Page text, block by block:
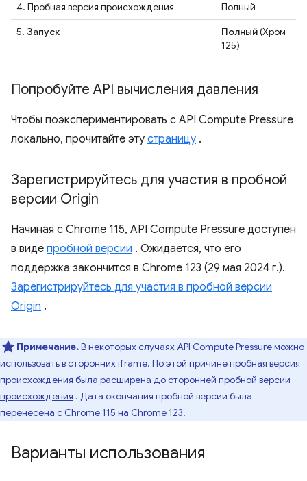
4. Пробная версия происхождения
Полный
5. Запуск Полный(Хром
125)
Попробуйте API вычисления давления
Чтобы поэкспериментировать с API Compute Pressure
локально, прочитайте эту страницу .
Зарегистрируйтесь для участия в пробной
версии Origin
Начиная с Chrome 115, API Compute Pressure доступен
в виде пробной версии . Ожидается, что его
поддержка закончится в Chrome 123 (29 мая 2024 г.).
Зарегистрируйтесь для участия в пробной версии
Origin .
Примечание.В некоторых случаях API Compute Pressure можно
использовать в сторонних iframe. По этой причине пробная версия
происхождения была расширена досторонней пробной версии
происхождения . Дата окончания пробной версии была
перенесена с Chrome 115 на Chrome 123.
Варианты использования